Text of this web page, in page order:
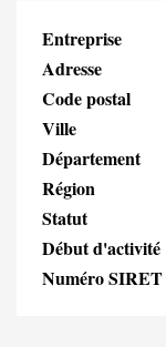
Entreprise
Adresse
Code postal
Ville
Département
Région
Statut
Début d'activité
Numéro SIRET